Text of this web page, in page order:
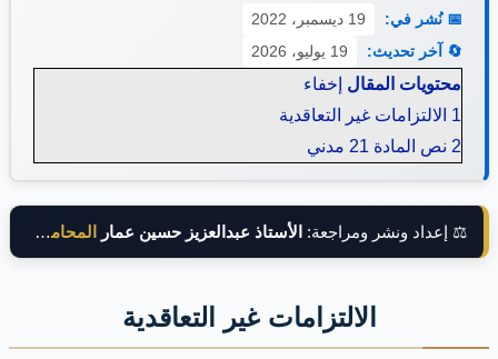
📅 نُشر في:
19 ديسمبر، 2022
🔄 آخر تحديث:
19 يوليو، 2026
محتويات المقال إخفاء
1 الالتزامات غير التعاقدية
2 نص المادة 21 مدني
⚖️ إعداد ونشر ومراجعة: الأستاذ عبدالعزيز حسين عمار المحامي بالنقض
الالتزامات غير التعاقدية